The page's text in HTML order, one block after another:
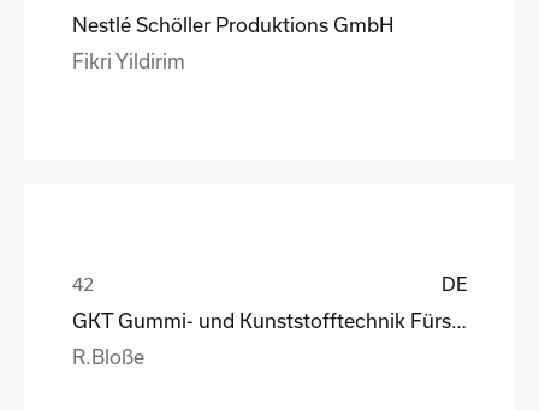
Nestlé Schöller Produktions GmbH
Fikri Yildirim
DE
R.Bloße